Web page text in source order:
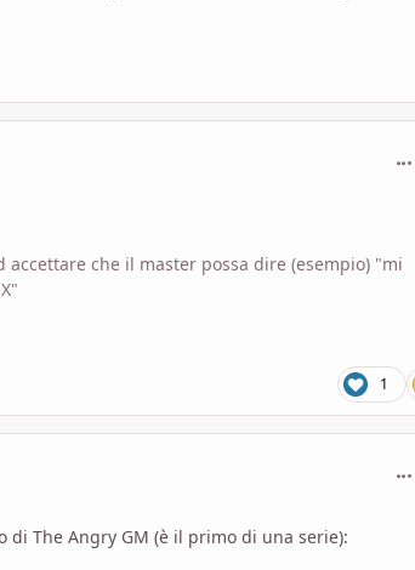
che il master possa dire (esempio) "mi
1
di The Angry GM (è il primo di una serie):